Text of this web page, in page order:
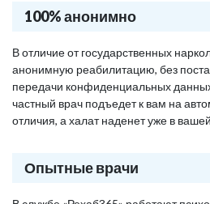
100% анонимно
В отличие от государственных
анонимную реабилитацию, без
передачи конфиденциальных
частный врач подъедет к вам на
отличия, а халат наденет уже в
Опытные врачи